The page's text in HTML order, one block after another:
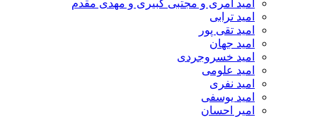
امید آمری و مجتبی کبیری و مهدى مقدم
امید ترابی
امید تقی پور
امید جهان
امید خسروجردی
امید علومی
امید نفری
امید یوسفی
امیر احسان